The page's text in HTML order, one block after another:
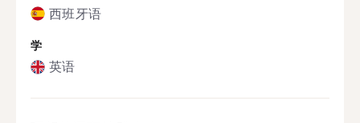
西班牙语
学
英语